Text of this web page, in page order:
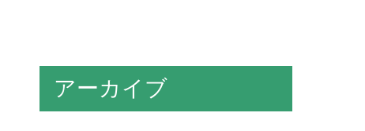
アーカイブ